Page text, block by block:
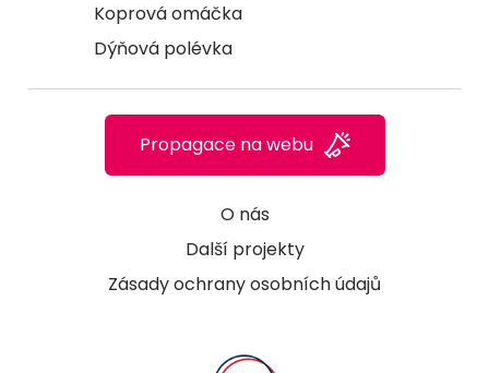
Koprová omáčka
Dýňová polévka
O nás
Další projekty
Zásady ochrany osobních údajů
Propagace na webu